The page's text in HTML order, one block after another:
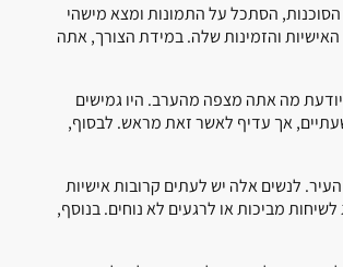
הסתכל על התמונות ומצא מישהי
והזמינות שלה. במידת הצורך, אתה
מה אתה מצפה מהערב. היו גמישים
אך עדיף לאשר זאת מראש. לבסוף,
לנשים אלה יש לעתים קרובות אישיות
מביכות או לרגעים לא נוחים. בנוסף,